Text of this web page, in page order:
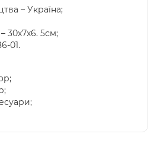
– Україна;
30х7х6. 5см;
01.